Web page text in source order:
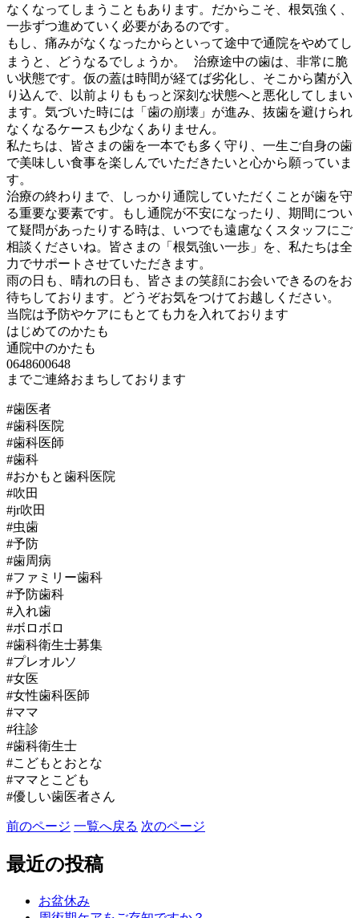
なくなってしまうこともあります。だからこそ、根気強く、
一歩ずつ進めていく必要があるのです。
もし、痛みがなくなったからといって途中で通院をやめてし
まうと、どうなるでしょうか。 治療途中の歯は、非常に脆
い状態です。仮の蓋は時間が経てば劣化し、そこから菌が入
り込んで、以前よりももっと深刻な状態へと悪化してしまい
ます。気づいた時には「歯の崩壊」が進み、抜歯を避けられ
なくなるケースも少なくありません。
私たちは、皆さまの歯を一本でも多く守り、一生ご自身の歯
で美味しい食事を楽しんでいただきたいと心から願っていま
す。
治療の終わりまで、しっかり通院していただくことが歯を守
る重要な要素です。もし通院が不安になったり、期間につい
て疑問があったりする時は、いつでも遠慮なくスタッフにご
相談くださいね。皆さまの「根気強い一歩」を、私たちは全
力でサポートさせていただきます。
雨の日も、晴れの日も、皆さまの笑顔にお会いできるのをお
待ちしております。どうぞお気をつけてお越しください。
当院は予防やケアにもとても力を入れております
はじめてのかたも
通院中のかたも
0648600648
までご連絡おまちしております
#歯医者
#歯科医院
#歯科医師
#歯科
#おかもと歯科医院
#吹田
#jr吹田
#虫歯
#予防
#歯周病
#ファミリー歯科
#予防歯科
#入れ歯
#ボロボロ
#歯科衛生士募集
#プレオルソ
#女医
#女性歯科医師
#ママ
#往診
#歯科衛生士
#こどもとおとな
#ママとこども
#優しい歯医者さん
前のページ 一覧へ戻る 次のページ
最近の投稿
お盆休み